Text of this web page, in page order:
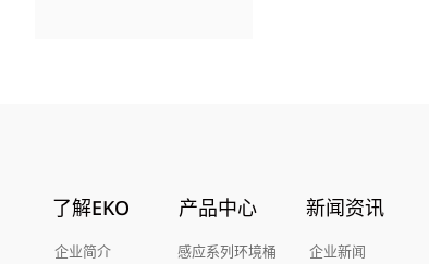
了解EKO
企业简介
产品中心
感应系列环境桶
新闻资讯
企业新闻